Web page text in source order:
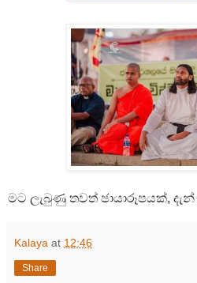
මට ලැබුණු තවත් ඡායාරූපයක්,
Kalaya at 12:46
Share